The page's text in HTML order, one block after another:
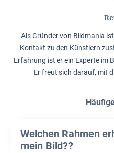
Als Gründer von Bildmania
Kontakt zu den Künstlern
Erfahrung ist er ein Experte im
Er freut sich darauf, mit
Welchen Rahmen
mein Bild??